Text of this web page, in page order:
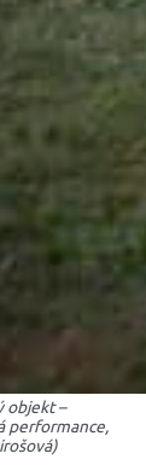
objekt –
performance,